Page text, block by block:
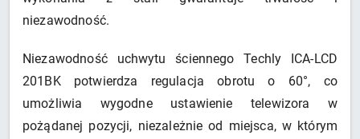
niezawodność.
Niezawodność uchwytu ściennego Techly ICA-LCD
201BK potwierdza regulacja obrotu o 60°, co
umożliwia wygodne ustawienie telewizora w
pożądanej pozycji, niezależnie od miejsca, w którym